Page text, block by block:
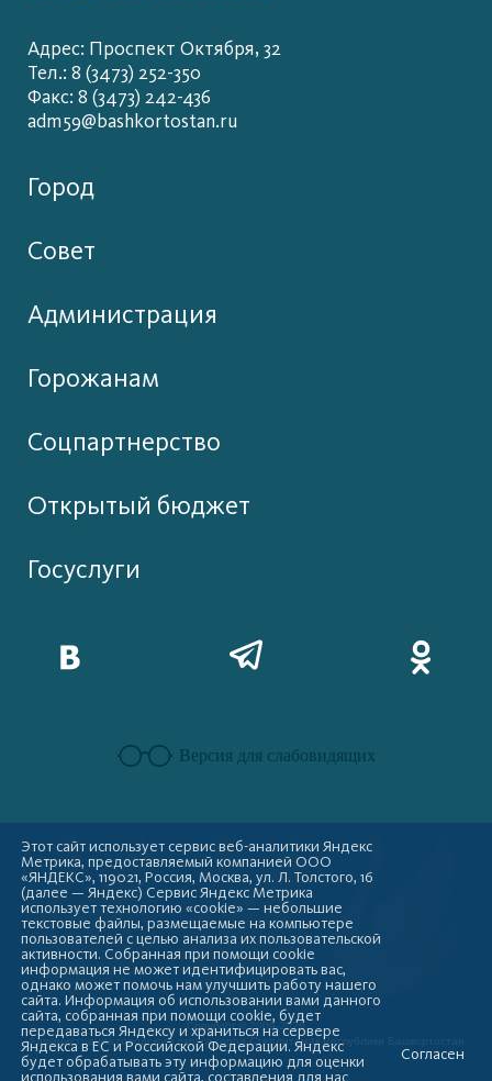
Адрес: Проспект Октября, 32
Тел.: 8 (3473) 252-350
Факс: 8 (3473) 242-436
adm59@bashkortostan.ru
Город
Совет
Администрация
Горожанам
Соцпартнерство
Открытый бюджет
Госуслуги
Версия для слабовидящих
Copyright © 2009-2026
Администрация городского округа город Стерлитамак Республики Башкортостан
Этот сайт использует сервис веб-аналитики Яндекс
Метрика, предоставляемый компанией ООО
«ЯНДЕКС», 119021, Россия, Москва, ул. Л. Толстого, 16
(далее — Яндекс) Сервис Яндекс Метрика
использует технологию «cookie» — небольшие
текстовые файлы, размещаемые на компьютере
пользователей с целью анализа их пользовательской
активности. Собранная при помощи cookie
информация не может идентифицировать вас,
однако может помочь нам улучшить работу нашего
сайта. Информация об использовании вами данного
сайта, собранная при помощи cookie, будет
передаваться Яндексу и храниться на сервере
Яндекса в ЕС и Российской Федерации. Яндекс
будет обрабатывать эту информацию для оценки
использования вами сайта, составления для нас
Согласен